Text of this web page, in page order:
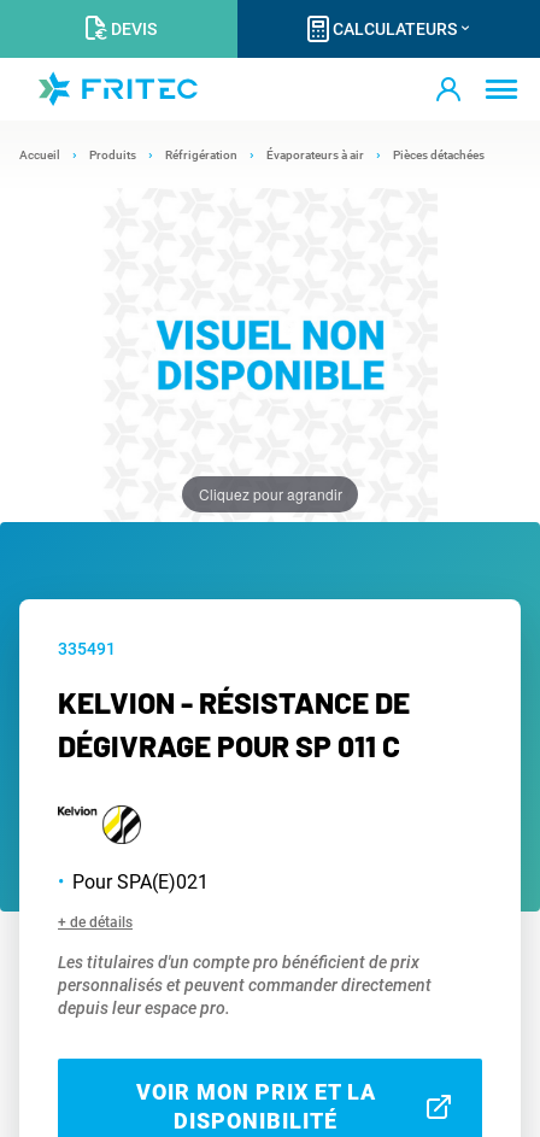
DEVIS CALCULATEURS
Accueil Produits Réfrigération Évaporateurs à air Pièces détachées
Cliquez pour agrandir
335491
KELVION - RÉSISTANCE DE
DÉGIVRAGE POUR SP 011 C
Pour SPA(E)021
+ de détails
Les titulaires d'un compte pro bénéficient de prix
personnalisés et peuvent commander directement
depuis leur espace pro.
VOIR MON PRIX ET LA
DISPONIBILITÉ